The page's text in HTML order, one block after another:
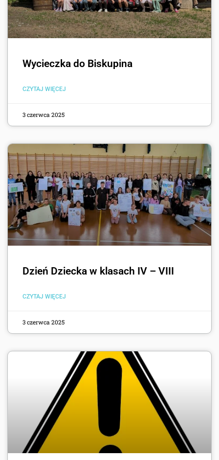
Wycieczka do Biskupina
CZYTAJ WIĘCEJ
3 czerwca 2025
Dzień Dziecka w klasach IV – VIII
CZYTAJ WIĘCEJ
3 czerwca 2025